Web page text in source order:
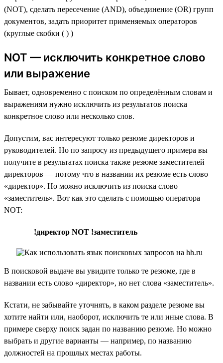
(NOT), сделать пересечение (AND), объединение (OR) групп
документов, задать приоритет применяемых операторов
(круглые скобки ( ) )
NOT — исключить конкретное слово
или выражение
Бывает, одновременно с поиском по определённым словам и
выражениям нужно исключить из результатов поиска
конкретное слово или несколько слов.
Допустим, вас интересуют только резюме директоров и
руководителей. Но по запросу из предыдущего примера вы
получите в результатах поиска также резюме заместителей
директоров — потому что в названии их резюме есть слово
«директор». Но можно исключить из поиска слово
«заместитель». Вот как это сделать с помощью оператора
NOT:
!директор NOT !заместитель
В поисковой выдаче вы увидите только те резюме, где в
названии есть слово «директор», но нет слова «заместитель».
Кстати, не забывайте уточнять, в каком разделе резюме вы
хотите найти или, наоборот, исключить те или иные слова. В
примере сверху поиск задан по названию резюме. Но можно
выбрать и другие варианты — например, по названию
должностей на прошлых местах работы.